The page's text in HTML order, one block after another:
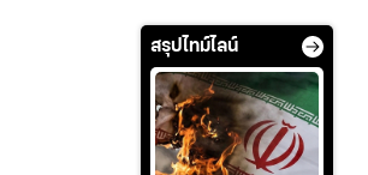
สรุปไทม์ไลน์